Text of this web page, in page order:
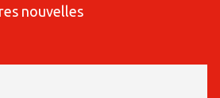
nouvelles